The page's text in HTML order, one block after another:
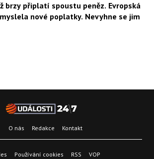
brzy připlatí spoustu peněz. Evropská
nové poplatky. Nevyhne se jim
O nás Redakce Kontakt
Používání cookies RSS VOP